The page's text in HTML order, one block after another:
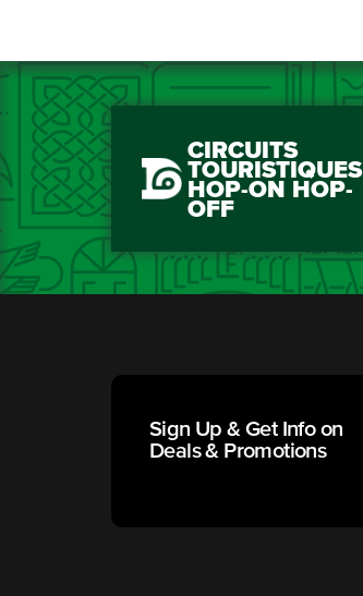
CIRCUITS
TOURISTIQUES
HOP-ON HOP-
OFF
Sign Up & Get Info on
Deals & Promotions